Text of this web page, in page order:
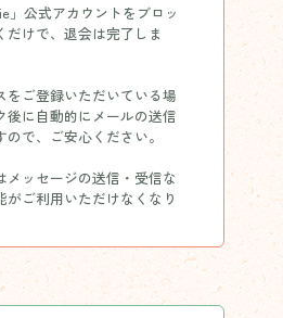
」公式アカウントをブロッ
だけで、退会は完了しま
をご登録いただいている場
後に自動的にメールの送信
で、ご安心ください。
メッセージの送信・受信な
がご利用いただけなくなり